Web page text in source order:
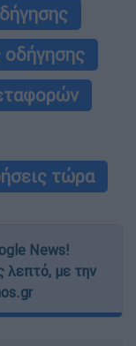
οδήγησης
τώρα
News!
λεπτό, με την